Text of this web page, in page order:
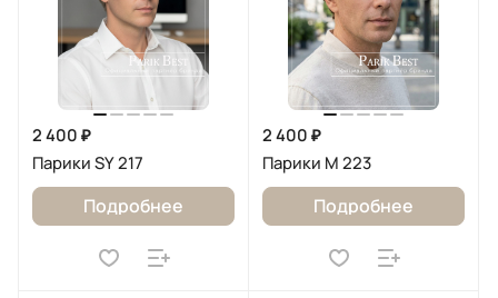
2 400 ₽
Парики SY 217
Подробнее
2 400 ₽
Парики M 223
Подробнее